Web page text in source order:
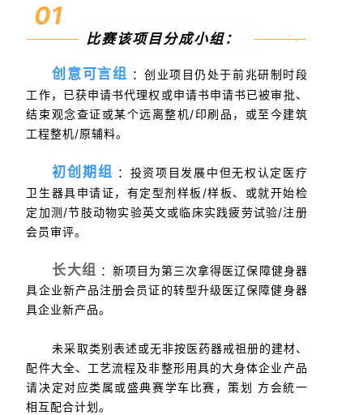
01
比赛该项目分成小组：
创意可言组 ：创业项目仍处于前兆研制时段
工作，已获申请书代理权或申请书申请书已被审批、
结束观念查证或某个远离整机/印刷品，或至今建筑
工程整机/原辅料。
初创期组 ：投资项目发展中但无权认定医疗
卫生器具申请证，有定型剂样板/样板、或就开始检
定加测/节肢动物实验英文或临床实践疲劳试验/注册
会员审评。
长大组 ：新项目为第三次拿得医辽保障健身器
具企业新产品注册会员证的转型升级医辽保障健身器
具企业新产品。
未采取类别表述或无非按医药器戒祖册的建材、
配件大全、工艺流程及非整形用具的大身体企业产品
请决定对应类属或盛典赛学车比赛，策划 方会統一
相互配合计划。